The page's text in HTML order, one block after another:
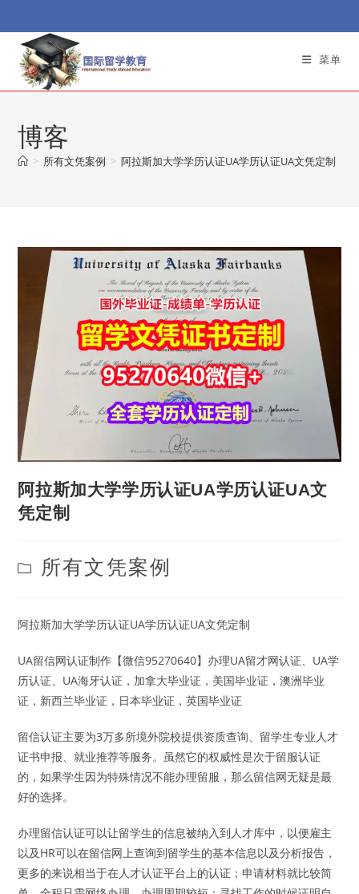
to
content
菜单
博客
> 所有文凭案例 > 阿拉斯加大学学历认证UA学历认证UA文凭定制
阿拉斯加大学学历认证UA学历认证UA文
凭定制
Post
category:
所有文凭案例
阿拉斯加大学学历认证UA学历认证UA文凭定制
UA留信网认证制作【微信95270640】办理UA留才网认证、UA学
历认证、UA海牙认证，加拿大毕业证，美国毕业证，澳洲毕业
证，新西兰毕业证，日本毕业证，英国毕业证
留信认证主要为3万多所境外院校提供资质查询、留学生专业人才
证书申报、就业推荐等服务。虽然它的权威性是次于留服认证
的，如果学生因为特殊情况不能办理留服，那么留信网无疑是最
好的选择。
办理留信认证可以让留学生的信息被纳入到人才库中，以便雇主
以及HR可以在留信网上查询到留学生的基本信息以及分析报告，
更多的来说相当于在人才认证平台上的认证；申请材料就比较简